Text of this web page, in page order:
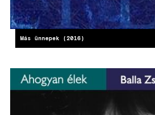
Más ünnepek (2016)
KÉP